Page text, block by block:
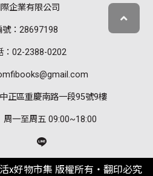
企業有限公司
號：28697198
：02-2388-0202
正區重慶南路一段95號9樓
周一至周五 09:00~18:00
x好物市集 版權所有‧翻印必究